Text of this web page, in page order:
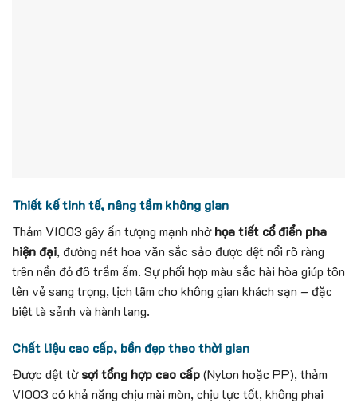
Thiết kế tinh tế, nâng tầm không gian
Thảm VI003 gây ấn tượng mạnh nhờhọa tiết cổ điển pha
hiện đại, đường nét hoa văn sắc sảo được dệt nổi rõ ràng
trên nền đỏ đô trầm ấm. Sự phối hợp màu sắc hài hòa giúp tôn
lên vẻ sang trọng, lịch lãm cho không gian khách sạn – đặc
biệt là sảnh và hành lang.
Chất liệu cao cấp, bền đẹp theo thời gian
Được dệt từsợi tổng hợp cao cấp(Nylon hoặc PP), thảm
VI003 có khả năng chịu mài mòn, chịu lực tốt, không phai